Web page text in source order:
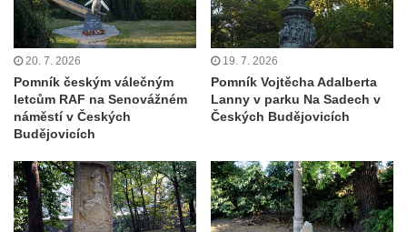
Velkém Šenově
Hrob Ondreje Gurina na hřbitově ve Velkém
Šenově
Hrob Heinricha Hoffmanna na hřbitově ve
Velkém Šenově
Velkém Šenově
Kenotaf Gerharda Poschera na hřbitově ve
Velkém Šenově
20. 7. 2026
Pomník českým válečným
letcům RAF na Senovážném
náměstí v Českých
Budějovicích
19. 7. 2026
Pomník Vojtěcha Adalberta
Lanny v parku Na Sadech v
Českých Budějovicích